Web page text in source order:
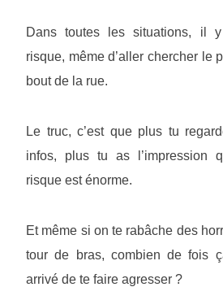
Dans toutes les situations, il
risque, même d’aller chercher le
bout de la rue.
Le truc, c’est que plus tu
infos, plus tu as l’impression
risque est énorme.
Et même si on te rabâche des
tour de bras, combien de fois
arrivé de te faire agresser ?